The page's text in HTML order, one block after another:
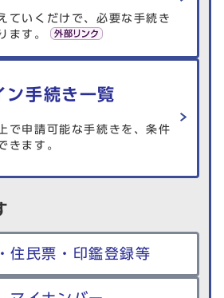
ていくだけで、必要な手続き
ます。
ン手続き一覧
で申請可能な手続きを、条件
きます。
住民票・印鑑登録等